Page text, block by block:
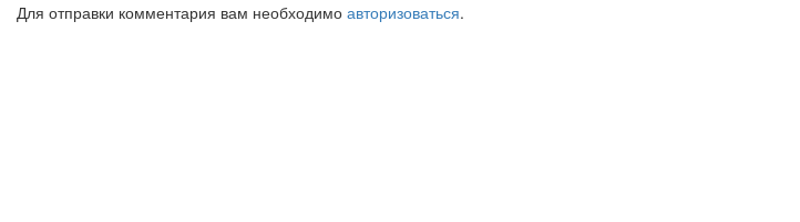
Для отправки комментария вам необходимо авторизоваться.